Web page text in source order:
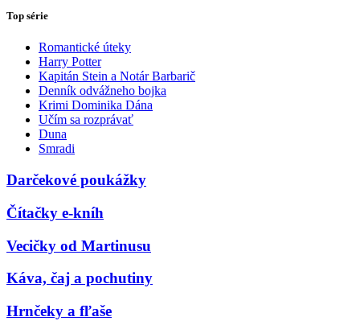
Top série
Romantické úteky
Harry Potter
Kapitán Stein a Notár Barbarič
Denník odvážneho bojka
Krimi Dominika Dána
Učím sa rozprávať
Duna
Smradi
Darčekové poukážky
Čítačky e-kníh
Vecičky od Martinusu
Káva, čaj a pochutiny
Hrnčeky a fľaše